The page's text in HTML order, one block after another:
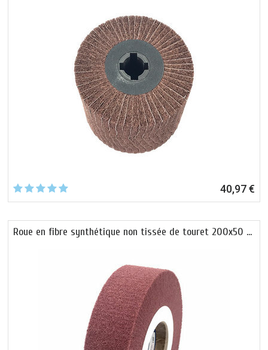
40,97 €
Roue en fibre synthétique non tissée de touret 200x50 …